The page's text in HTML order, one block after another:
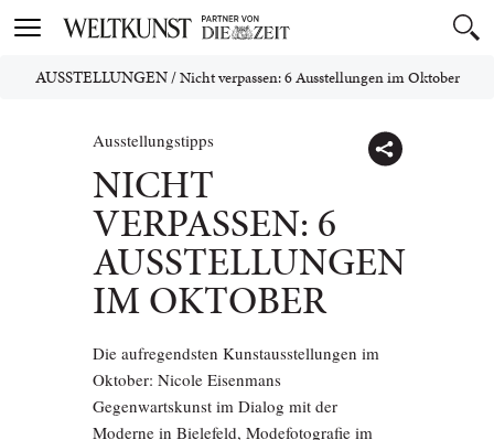
Toggle
AUSSTELLUNGEN/Nicht verpassen: 6 Ausstellungen im Oktober
Ausstellungstipps
NICHT
VERPASSEN: 6
AUSSTELLUNGEN
IM OKTOBER
Die aufregendsten Kunstausstellungen im
Oktober: Nicole Eisenmans
Gegenwartskunst im Dialog mit der
Moderne in Bielefeld, Modefotografie im